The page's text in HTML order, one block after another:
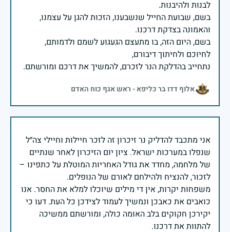
בשם, שבועת החייל שנשבענו, הזכות להגן על עצמנו,
בשם, היום הזה, בו מתעצם הגעגוע לשמם ולדמותם,
נתחייב בהדלקת הנר לזכרם, להמשיך את דרכם ומורשתם.
אלוף דדו בר כליפא - ראש אגף כוח האדם
אני מתכבד להדליק נר זיכרון זה לזכר חיילות וחיילי צה״ל
שנפלו במערכות ישראל. ציון יום הזיכרון לאחר שנתיים
של מלחמה, מחדד את גודל האחריות המוטלת על כתפינו –
משפחות יקרות, אין די מילים שיוכלו למלא את החסר. אנו
כואבים את כאבכן ונמשיך לעמוד לצידכן כל העת. דעו כי
יקירכן חקוקים בלב האומה כולה, ומורשתם ממשיכה